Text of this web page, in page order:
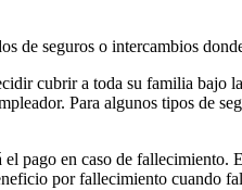
de seguros o intercambios
cubrir a toda su familia bajo
Para algunos tipos de
pago en caso de
por fallecimiento cuando